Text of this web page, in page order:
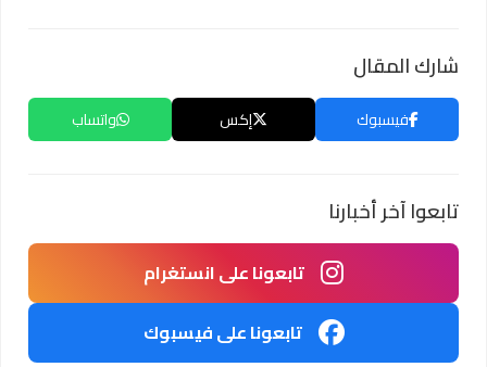
شارك المقال
فيسبوك إكس واتساب
تابعوا آخر أخبارنا
تابعونا على انستغرام
تابعونا على فيسبوك